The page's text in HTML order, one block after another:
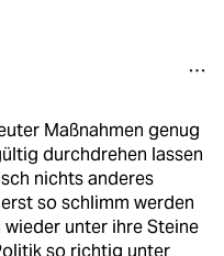
Maßnahmen genug
durchdrehen lassen
nichts anderes
so schlimm werden
unter ihre Steine
so richtig unter